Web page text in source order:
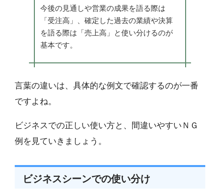
今後の見通しや営業の成果を語る際は
「受注高」、確定した過去の業績や決算
を語る際は「売上高」と使い分けるのが
基本です。
言葉の違いは、具体的な例文で確認するのが一番
ですよね。
ビジネスでの正しい使い方と、間違いやすいＮＧ
例を見ていきましょう。
ビジネスシーンでの使い分け